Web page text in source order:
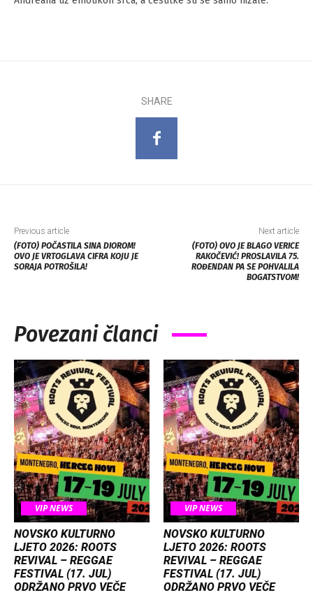
SHARE
Previous article
(FOTO) POČASTILA SINA DIOROM!
OVO JE VRTOGLAVA CIFRA KOJU JE
SORAJA POTROŠILA!
Next article
(FOTO) OVO JE BLAGO VERICE
RAKOČEVIĆ! PROSLAVILA 75.
ROĐENDAN PA SE POHVALILA
BOGATSTVOM!
Povezani članci
VIP NEWS
NOVSKO KULTURNO
LJETO 2026: ROOTS
REVIVAL – REGGAE
FESTIVAL (17. JUL)
ODRŽANO PRVO VEČE
VIP NEWS
NOVSKO KULTURNO
LJETO 2026: ROOTS
REVIVAL – REGGAE
FESTIVAL (17. JUL)
ODRŽANO PRVO VEČE